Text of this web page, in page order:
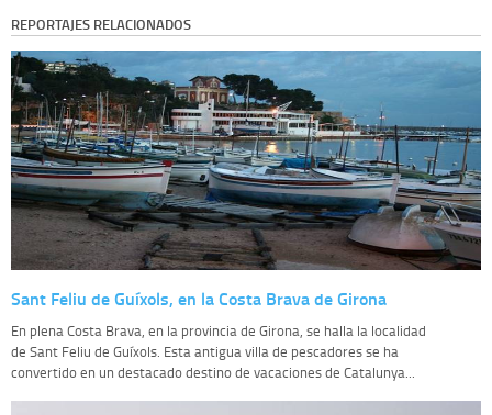
REPORTAJES RELACIONADOS
Sant Feliu de Guíxols, en la Costa Brava de Girona
En plena Costa Brava, en la provincia de Girona, se halla la localidad
de Sant Feliu de Guíxols. Esta antigua villa de pescadores se ha
convertido en un destacado destino de vacaciones de Catalunya...